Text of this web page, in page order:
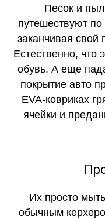
Песок и
путешествуют по
заканчивая свой
Естественно, что
обувь. А еще
покрытие авто
EVA-ковриках
ячейки и
Их просто
обычным